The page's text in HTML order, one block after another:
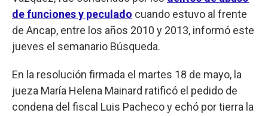
de funciones y peculado cuando estuvo al frente
de Ancap, entre los años 2010 y 2013, informó este
jueves el semanario Búsqueda.
En la resolución firmada el martes 18 de mayo, la
jueza María Helena Mainard ratificó el pedido de
condena del fiscal Luis Pacheco y echó por tierra la